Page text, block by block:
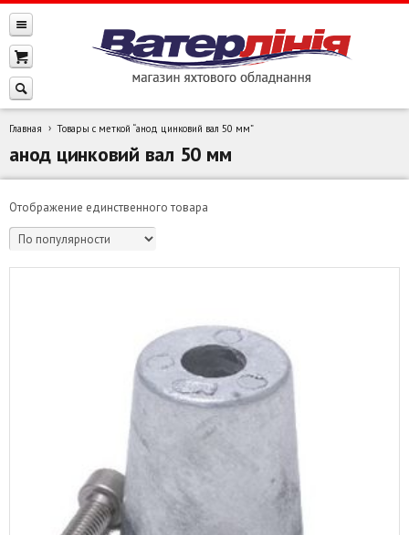
Главная Товары с меткой “анод цинковий вал 50 мм”
анод цинковий вал 50 мм
Отображение единственного товара